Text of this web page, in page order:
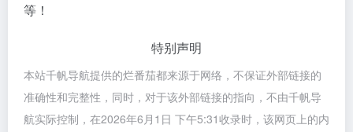
等！
特别声明
本站千帆导航提供的烂番茄都来源于网络，不保证外部链接的
准确性和完整性，同时，对于该外部链接的指向，不由千帆导
航实际控制，在2026年6月1日 下午5:31收录时，该网页上的内